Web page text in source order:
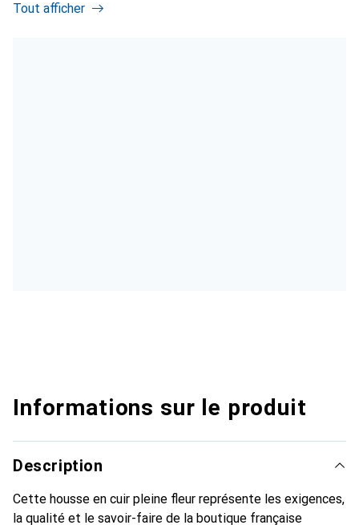
Tout afficher
Informations sur le produit
Description
Cette housse en cuir pleine fleur représente les exigences,
la qualité et le savoir-faire de la boutique française